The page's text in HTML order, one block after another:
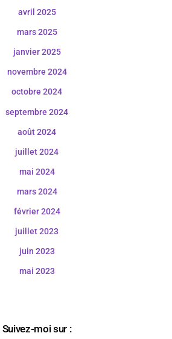
avril 2025
mars 2025
janvier 2025
novembre 2024
octobre 2024
septembre 2024
août 2024
juillet 2024
mai 2024
mars 2024
février 2024
juillet 2023
juin 2023
mai 2023
Suivez-moi sur :